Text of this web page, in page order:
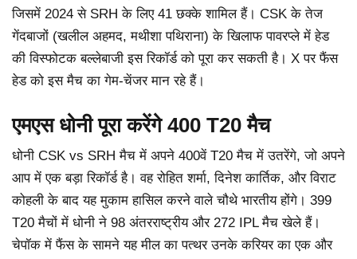
जिसमें 2024 से SRH के लिए 41 छक्के शामिल हैं। CSK के तेज
गेंदबाजों (खलील अहमद, मथीशा पथिराना) के खिलाफ पावरप्ले में हेड
की विस्फोटक बल्लेबाजी इस रिकॉर्ड को पूरा कर सकती है। X पर फैंस
हेड को इस मैच का गेम-चेंजर मान रहे हैं।
एमएस धोनी पूरा करेंगे 400 T20 मैच
धोनी CSK vs SRH मैच में अपने 400वें T20 मैच में उतरेंगे, जो अपने
आप में एक बड़ा रिकॉर्ड है। वह रोहित शर्मा, दिनेश कार्तिक, और विराट
कोहली के बाद यह मुकाम हासिल करने वाले चौथे भारतीय होंगे। 399
T20 मैचों में धोनी ने 98 अंतरराष्ट्रीय और 272 IPL मैच खेले हैं।
चेपॉक में फैंस के सामने यह मील का पत्थर उनके करियर का एक और